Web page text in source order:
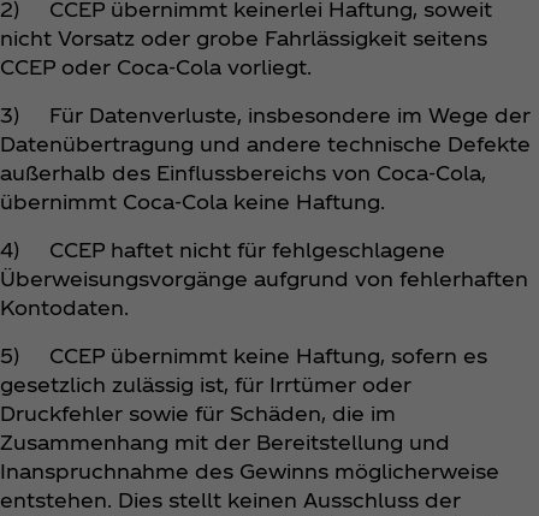
2) CCEP übernimmt keinerlei Haftung, soweit
nicht Vorsatz oder grobe Fahrlässigkeit seitens
CCEP oder Coca‑Cola vorliegt.
3) Für Datenverluste, insbesondere im Wege der
Datenübertragung und andere technische Defekte
außerhalb des Einflussbereichs von Coca‑Cola,
übernimmt Coca‑Cola keine Haftung.
4) CCEP haftet nicht für fehlgeschlagene
Überweisungsvorgänge aufgrund von fehlerhaften
Kontodaten.
5) CCEP übernimmt keine Haftung, sofern es
gesetzlich zulässig ist, für Irrtümer oder
Druckfehler sowie für Schäden, die im
Zusammenhang mit der Bereitstellung und
Inanspruchnahme des Gewinns möglicherweise
entstehen. Dies stellt keinen Ausschluss der